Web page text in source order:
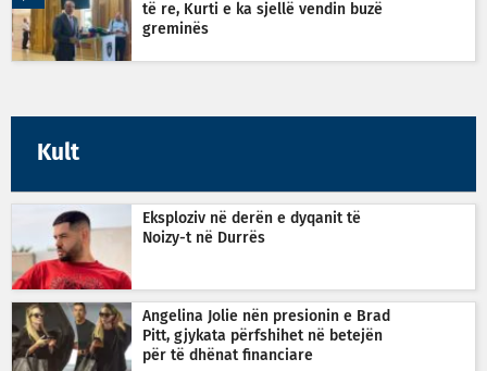
të re, Kurti e ka sjellë vendin buzë
greminës
Kult
Eksploziv në derën e dyqanit të
Noizy-t në Durrës
Angelina Jolie nën presionin e Brad
Pitt, gjykata përfshihet në betejën
për të dhënat financiare